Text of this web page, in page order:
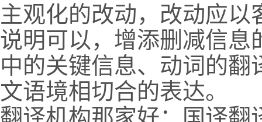
主观化的改动，改动应
说明可以，增添删减信息
中的关键信息、动词的
文语境相切合的表达。